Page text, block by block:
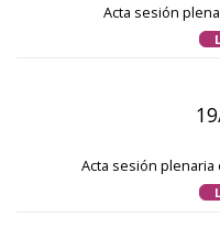
Acta sesión
Acta sesión